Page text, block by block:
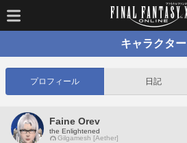
キャラクター
プロフィール 日記
Faine Orev
the Enlightened
Gilgamesh [Aether]